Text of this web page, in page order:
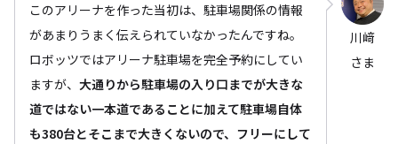
このアリーナを作った当初は、駐車場関係の情報
があまりうまく伝えられていなかったんですね。
ロボッツではアリーナ駐車場を完全予約にしてい
ますが、 大通りから駐車場の入り口までが大きな
道ではない一本道であることに加えて駐車場自体
も380台とそこまで大きくないので、フリーにして
川﨑
さま